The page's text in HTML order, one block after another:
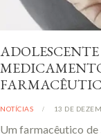
NOTÍCIAS 13 DE
Um farmacêutico de